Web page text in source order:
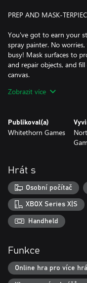
PREP AND MASK-
You've got to earn your
spray painter. No
busy! Mask surfaces to
and repair objects, and
canvas.
SATISFATION IN EVERY
life with fresh, snazzy
groove to the soothing
joy of rejuvenating each
and make the old new
BUSINESS MADE EASY
Running a spray-painting
Keep an eye on your
tape, because nobody
ladders and scaffolding to
Managing your supplies
amount of strategy,
Zobrazit více
Publikoval(a)
Whitethorn Games
Hrát s
Osobní počítač
XBOX Series X|S
Handheld
Funkce
Online hra pro více